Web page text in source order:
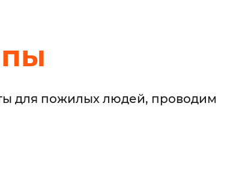
для пожилых людей, проводим